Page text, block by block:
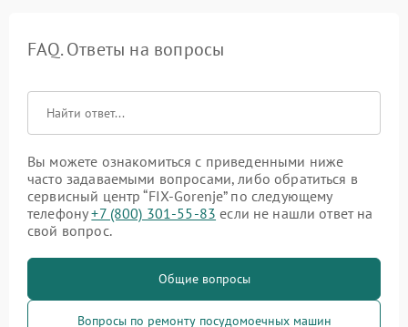
FAQ. Ответы на вопросы
Вы можете ознакомиться с приведенными ниже
часто задаваемыми вопросами, либо обратиться в
сервисный центр “FIX-Gorenje” по следующему
телефону+7 (800) 301-55-83 если не нашли ответ на
свой вопрос.
Общие вопросы
Вопросы по ремонту посудомоечных машин